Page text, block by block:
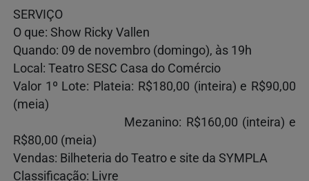
SERVIÇO
O que: Show Ricky Vallen
Quando: 09 de novembro (domingo), às 19h
Local: Teatro SESC Casa do Comércio
Valor 1º Lote: Plateia: R$180,00 (inteira) e R$90,00
(meia)
Mezanino: R$160,00 (inteira) e
R$80,00 (meia)
Vendas: Bilheteria do Teatro e site da SYMPLA
Classificação: Livre